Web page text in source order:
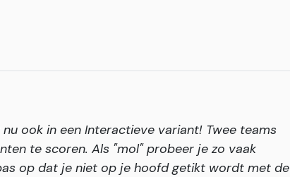
ook in een Interactieve variant! Twee teams
te scoren. Als "mol" probeer je zo vaak
op dat je niet op je hoofd getikt wordt met de